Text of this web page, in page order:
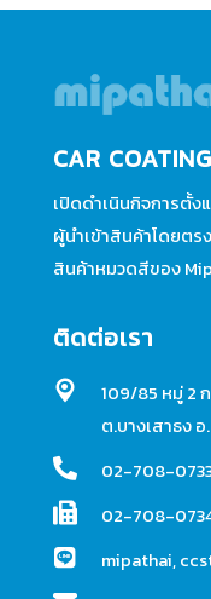
CAR
เปิดดำเนินกิจการตั้ง
ผู้นำเข้าสินค้าโดยตร
สินค้าหมวดสีของ
ติดต่อเรา
109/85 หมู่ 2
ต.บางเสาธง
02-708-
02-708-
mipathai,